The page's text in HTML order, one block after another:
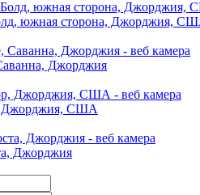
южная сторона, Джорджия,
Джорджия
Джорджия, США
Джорджия